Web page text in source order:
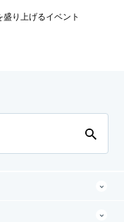
り上げるイベント